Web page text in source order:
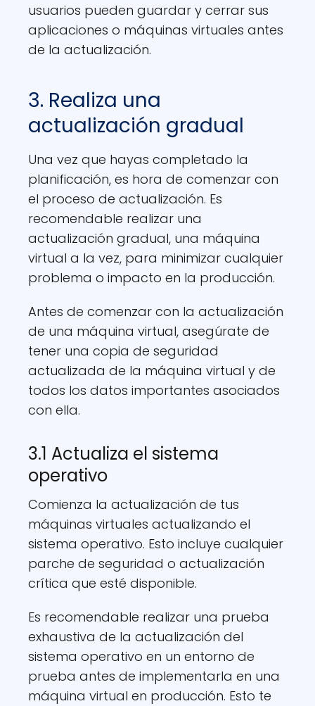
usuarios pueden guardar y cerrar sus
aplicaciones o máquinas virtuales antes
de la actualización.
3. Realiza una
actualización gradual
Una vez que hayas completado la
planificación, es hora de comenzar con
el proceso de actualización. Es
recomendable realizar una
actualización gradual, una máquina
virtual a la vez, para minimizar cualquier
problema o impacto en la producción.
Antes de comenzar con la actualización
de una máquina virtual, asegúrate de
tener una copia de seguridad
actualizada de la máquina virtual y de
todos los datos importantes asociados
con ella.
3.1 Actualiza el sistema
operativo
Comienza la actualización de tus
máquinas virtuales actualizando el
sistema operativo. Esto incluye cualquier
parche de seguridad o actualización
crítica que esté disponible.
Es recomendable realizar una prueba
exhaustiva de la actualización del
sistema operativo en un entorno de
prueba antes de implementarla en una
máquina virtual en producción. Esto te